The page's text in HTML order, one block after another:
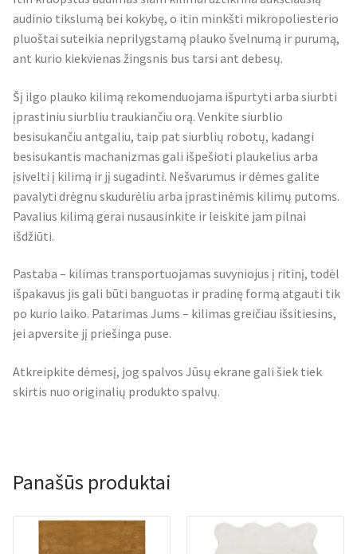
audinio tikslumą bei kokybę, o itin minkšti mikropoliesterio
pluoštai suteikia neprilygstamą plauko švelnumą ir purumą,
ant kurio kiekvienas žingsnis bus tarsi ant debesų.
Šį ilgo plauko kilimą rekomenduojama išpurtyti arba siurbti
įprastiniu siurbliu traukiančiu orą. Venkite siurblio
besisukančiu antgaliu, taip pat siurblių robotų, kadangi
besisukantis machanizmas gali išpešioti plaukelius arba
įsivelti į kilimą ir jį sugadinti. Nešvarumus ir dėmes galite
pavalyti drėgnu skudurėliu arba įprastinėmis kilimų putoms.
Pavalius kilimą gerai nusausinkite ir leiskite jam pilnai
išdžiūti.
Pastaba – kilimas transportuojamas suvyniojus į ritinį, todėl
išpakavus jis gali būti banguotas ir pradinę formą atgauti tik
po kurio laiko. Patarimas Jums – kilimas greičiau išsitiesins,
jei apversite jį priešinga puse.
Atkreipkite dėmesį, jog spalvos Jūsų ekrane gali šiek tiek
skirtis nuo originalių produkto spalvų.
Panašūs produktai